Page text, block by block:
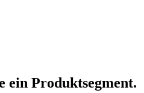
ein Produktsegment.